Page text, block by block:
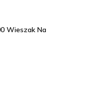
Wieszak Na